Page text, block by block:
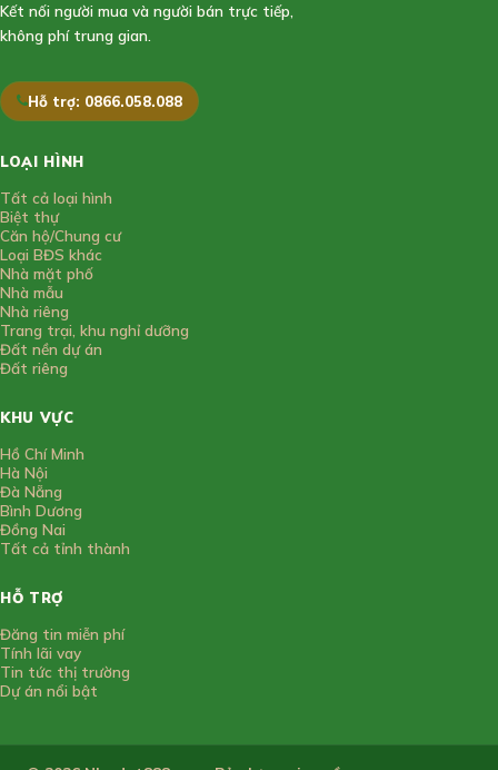
Kết nối người mua và người bán trực tiếp,
không phí trung gian.
Hỗ trợ: 0866.058.088
LOẠI HÌNH
Tất cả loại hình
Biệt thự
Căn hộ/Chung cư
Loại BĐS khác
Nhà mặt phố
Nhà mẫu
Nhà riêng
Trang trại, khu nghỉ dưỡng
Đất nền dự án
Đất riêng
KHU VỰC
Hồ Chí Minh
Hà Nội
Đà Nẵng
Bình Dương
Đồng Nai
Tất cả tỉnh thành
HỖ TRỢ
Đăng tin miễn phí
Tính lãi vay
Tin tức thị trường
Dự án nổi bật